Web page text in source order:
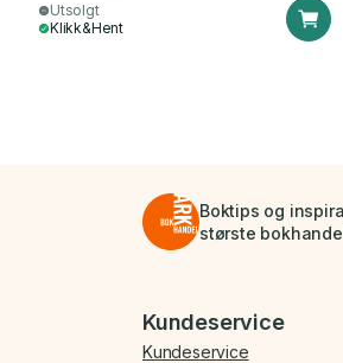
Utsolgt
Klikk&Hent
Boktips og
største
Bunnmeny
Kundeservice
Kundeservice